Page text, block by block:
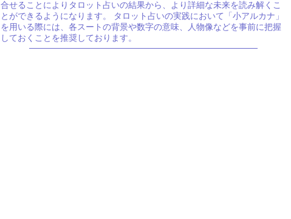
合せることによりタロット占いの結果から、より詳細な未来を読み解くこ
とができるようになります。 タロット占いの実践において「小アルカナ」
を用いる際には、各スートの背景や数字の意味、人物像などを事前に把握
しておくことを推奨しております。